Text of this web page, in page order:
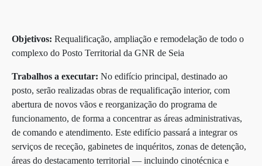
Objetivos: Requalificação, ampliação e remodelação de todo o
complexo do Posto Territorial da GNR de Seia
Trabalhos a executar: No edifício principal, destinado ao
posto, serão realizadas obras de requalificação interior, com
abertura de novos vãos e reorganização do programa de
funcionamento, de forma a concentrar as áreas administrativas,
de comando e atendimento. Este edifício passará a integrar os
serviços de receção, gabinetes de inquéritos, zonas de detenção,
áreas do destacamento territorial — incluindo cinotécnica e